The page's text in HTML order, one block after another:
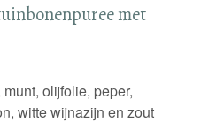
met
olijfolie, peper,
witte wijnazijn en zout